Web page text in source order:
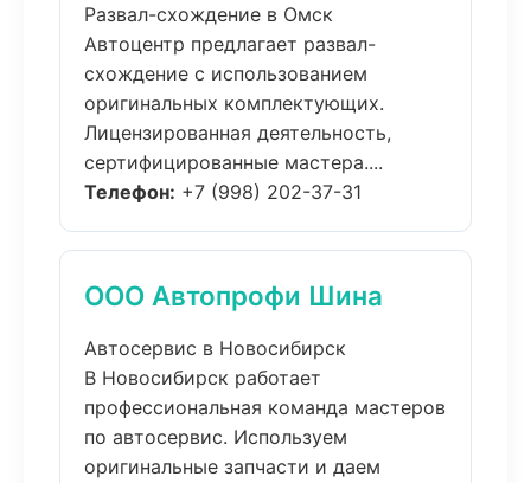
Развал-схождение в Омск
Автоцентр предлагает развал-
схождение с использованием
оригинальных комплектующих.
Лицензированная деятельность,
сертифицированные мастера....
Телефон: +7 (998) 202-37-31
ООО Автопрофи Шина
Автосервис в Новосибирск
В Новосибирск работает
профессиональная команда мастеров
по автосервис. Используем
оригинальные запчасти и даем